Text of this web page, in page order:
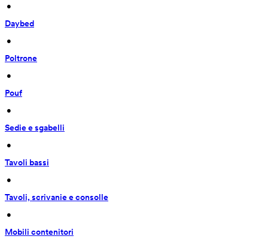
•
Daybed
•
Poltrone
•
Pouf
•
Sedie e sgabelli
•
Tavoli bassi
•
Tavoli, scrivanie e consolle
•
Mobili contenitori